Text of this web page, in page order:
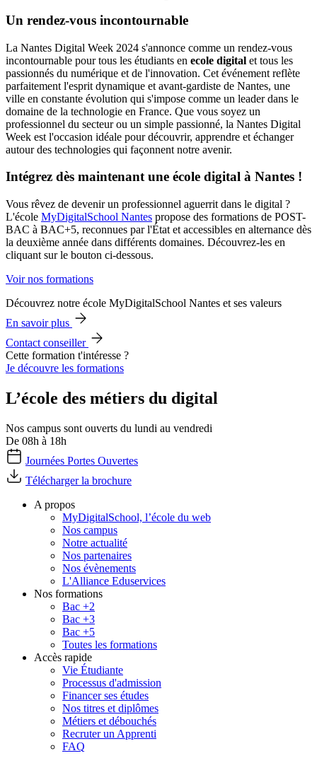
Un rendez-vous incontournable
La Nantes Digital Week 2024 s'annonce comme un rendez-vous
incontournable pour tous les étudiants en ecole digital et tous les
passionnés du numérique et de l'innovation. Cet événement reflète
parfaitement l'esprit dynamique et avant-gardiste de Nantes, une
ville en constante évolution qui s'impose comme un leader dans le
domaine de la technologie en France. Que vous soyez un
professionnel du secteur ou un simple passionné, la Nantes Digital
Week est l'occasion idéale pour découvrir, apprendre et échanger
autour des technologies qui façonnent notre avenir.
Intégrez dès maintenant une école digital à Nantes !
Vous rêvez de devenir un professionnel aguerrit dans le digital ?
L'école MyDigitalSchool Nantes propose des formations de POST-
BAC à BAC+5, reconnues par l'État et accessibles en alternance dès
la deuxième année dans différents domaines. Découvrez-les en
cliquant sur le bouton ci-dessous.
Voir nos formations
Découvrez notre école MyDigitalSchool Nantes et ses valeurs
En savoir plus
Contact conseiller
Cette formation t'intéresse ?
Je découvre les formations
L’école des métiers du digital
Nos campus sont ouverts du lundi au vendredi
De 08h à 18h
Journées Portes Ouvertes
Télécharger la brochure
A propos
MyDigitalSchool, l’école du web
Nos campus
Notre actualité
Nos partenaires
Nos évènements
L'Alliance Eduservices
Nos formations
Bac +2
Bac +3
Bac +5
Toutes les formations
Accès rapide
Vie Étudiante
Processus d'admission
Financer ses études
Nos titres et diplômes
Métiers et débouchés
Recruter un Apprenti
FAQ